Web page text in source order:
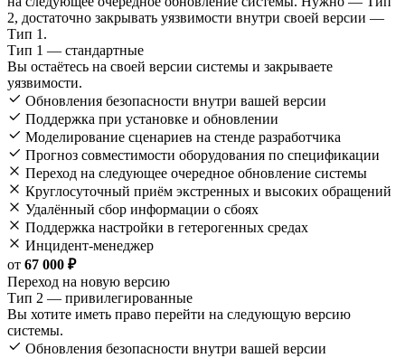
2, достаточно закрывать уязвимости внутри своей версии —
Тип 1.
Тип 1 — стандартные
Вы остаётесь на своей версии системы и закрываете
уязвимости.
Обновления безопасности внутри вашей версии
Поддержка при установке и обновлении
Моделирование сценариев на стенде разработчика
Прогноз совместимости оборудования по спецификации
Переход на следующее очередное обновление системы
Круглосуточный приём экстренных и высоких обращений
Удалённый сбор информации о сбоях
Поддержка настройки в гетерогенных средах
Инцидент-менеджер
от 67 000 ₽
Переход на новую версию
Тип 2 — привилегированные
Вы хотите иметь право перейти на следующую версию
системы.
Обновления безопасности внутри вашей версии